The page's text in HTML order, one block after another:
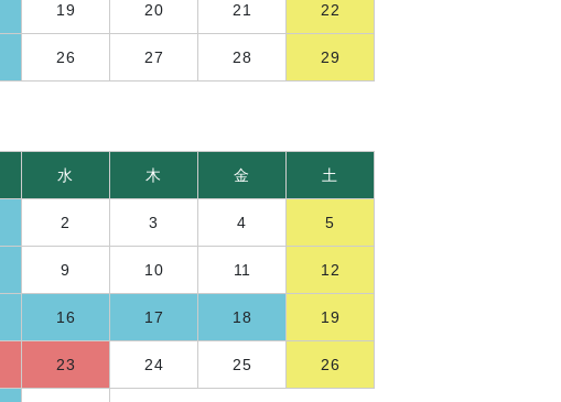
19 20 21 22
26 27 28 29
水 木 金 土
2 3 4 5
9 10 11 12
16 17 18 19
23 24 25 26